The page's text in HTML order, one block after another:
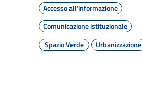
Accesso all'informazione
Comunicazione istituzionale
Spazio Verde
Urbanizzazione